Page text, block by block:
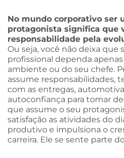
No mundo corporativo ser
protagonista significa que
responsabilidade pela
Ou seja, você não deixa
profissional dependa
ambiente ou do seu chefe.
assume responsabilidades,
com as entregas,
autoconfiança para tomar
que assume o seu
satisfação as atividades do
produtivo e impulsiona o
carreira. Ele se sente parte